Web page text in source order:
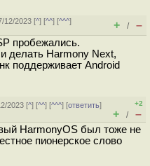
12/2023 [^] [^^] [^^^]
+ / –
пробежались.
делать Harmony Next,
поддерживает Android
2023 [^] [^^] [^^^] [ответить]
+2
+ / –
HarmonyOS был тоже не
пионерское слово